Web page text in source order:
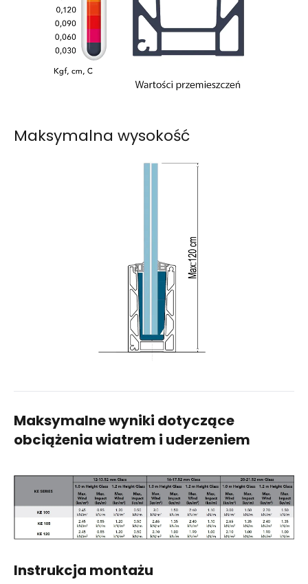
Maksymalna wysokość
Maksymalne wyniki dotyczące
obciążenia wiatrem i uderzeniem
Instrukcja montażu